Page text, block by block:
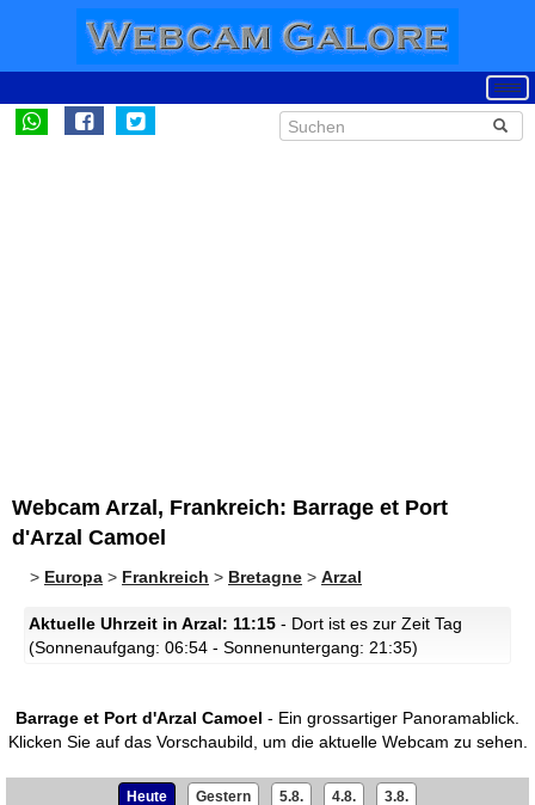
Webcam Arzal, Frankreich: Barrage et Port
d'Arzal Camoel
> Europa > Frankreich > Bretagne > Arzal
Aktuelle Uhrzeit in Arzal: 11:15 - Dort ist es zur Zeit Tag
(Sonnenaufgang: 06:54 - Sonnenuntergang: 21:35)
Barrage et Port d'Arzal Camoel - Ein grossartiger Panoramablick.
Klicken Sie auf das Vorschaubild, um die aktuelle Webcam zu sehen.
Heute Gestern 5.8. 4.8. 3.8.